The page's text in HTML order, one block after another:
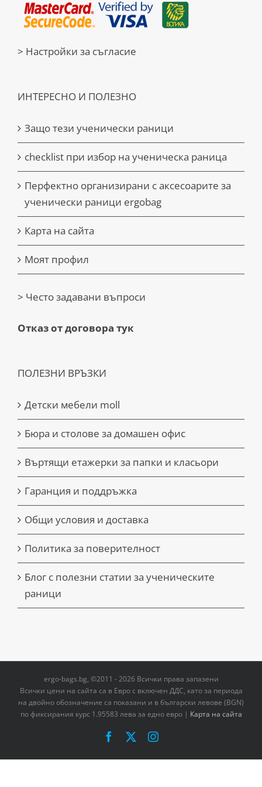
> Настройки за съгласие
ИНТЕРЕСНО И ПОЛЕЗНО
Защо тези ученически раници
checklist при избор на ученическа раница
Перфектно организирани с аксесоарите за
ученически раници ergobag
Карта на сайта
Моят профил
> Често задавани въпроси
Отказ от договора тук
ПОЛЕЗНИ ВРЪЗКИ
Детски мебели moll
Бюра и столове за домашен офис
Въртящи етажерки за папки и класьори
Гаранция и поддръжка
Общи условия и доставка
Политика за поверителност
Блог с полезни статии за ученическите
раници
ergo-bags.bg, ©2011 - 2026 Всички права запазени
Всички цени на сайта са в Евро с включен ДДС, като за периода
на двoйно обозначение са показани и в български левове (BGN)
по фиксирания курс 1.95583 лева за едно евро | Карта на сайта
Facebook Instagram